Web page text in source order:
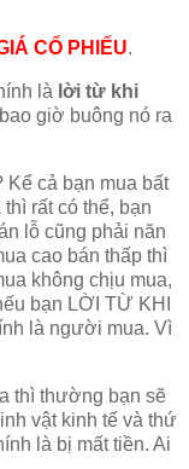
CỔ PHIẾU.
là lời từ khi
giờ buông nó ra
Kể cả bạn mua bất
rất có thể, bạn
lỗ cũng phải năn
cao bán thấp thì
không chịu mua,
bạn LỜI TỪ KHI
là người mua. Vì
thì thường bạn sẽ
vật kinh tế và thứ
là bị mất tiền. Ai